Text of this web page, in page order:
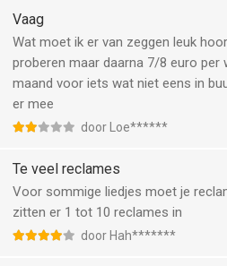
Vaag
Wat moet ik er van zeggen leuk
proberen maar daarna 7/8 euro per
maand voor iets wat niet eens in
er mee
door Loe******
Te veel reclames
Voor sommige liedjes moet je
zitten er 1 tot 10 reclames in
door Hah*******